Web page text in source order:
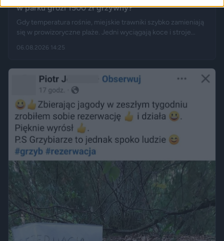
w parku grozi 1500 zł grzywny?
Gdy temperatura rośnie, miejskie trawniki szybko zamieniają
się w prowizoryczne plaże. Jedni wyciągają koce i stroje
legalne. Jak opisują Gazeta.pl i „Rzeczpospolita”, samo
przez nagość, złamanie regulaminu parku albo zajęcie
trawnika, który nie został przeznaczony do rekreacji.
06.08.2026 14:25